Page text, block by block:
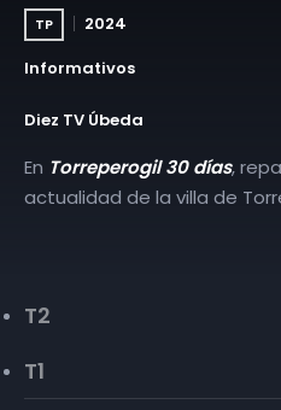
TP
2024
Informativos
Diez TV Úbeda
En Torreperogil 30 días,
actualidad de la villa de
T2
T1